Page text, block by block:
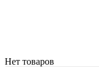
Нет товаров